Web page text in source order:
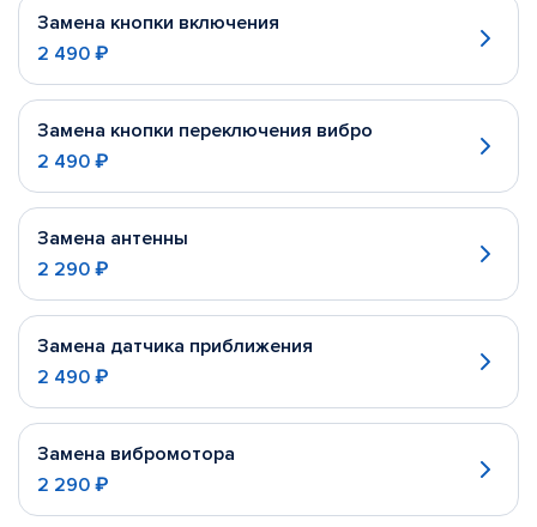
Замена кнопки включения
2 490 ₽
Замена кнопки переключения вибро
2 490 ₽
Замена антенны
2 290 ₽
Замена датчика приближения
2 490 ₽
Замена вибромотора
2 290 ₽